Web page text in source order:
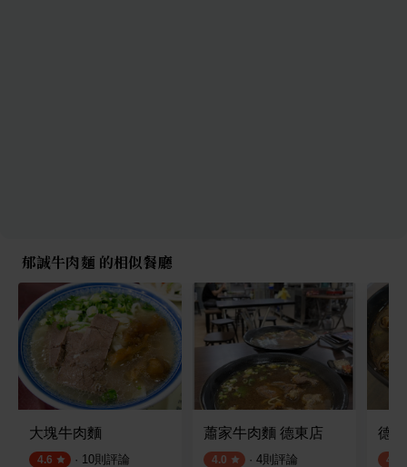
郁誠牛肉麵 的相似餐廳
大塊牛肉麵
4.6 · 10則評論
蕭家牛肉麵 德東店
4.0 · 4則評論
德
4.2